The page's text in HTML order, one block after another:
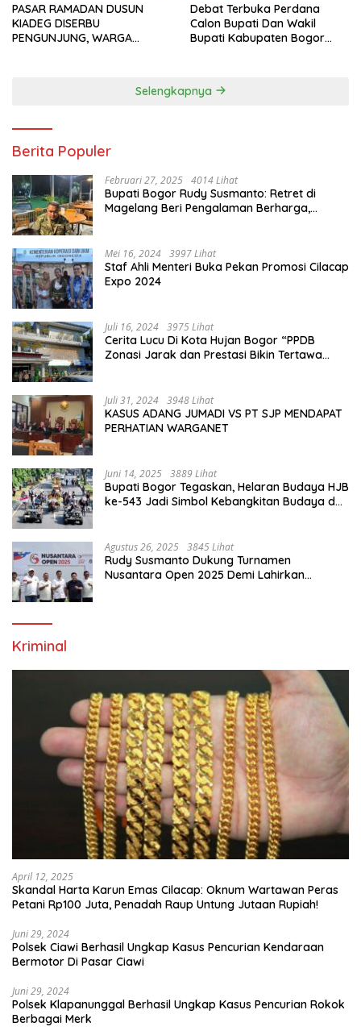
PASAR RAMADAN DUSUN
KIADEG DISERBU
PENGUNJUNG, WARGA
Debat Terbuka Perdana
Calon Bupati Dan Wakil
Bupati Kabupaten Bogor
Selengkapnya
Berita Populer
Februari 27, 2025 4014 Lihat
Bupati Bogor Rudy Susmanto: Retret di
Magelang Beri Pengalaman Berharga,
Mei 16, 2024 3997 Lihat
Staf Ahli Menteri Buka Pekan Promosi Cilacap
Expo 2024
Juli 16, 2024 3975 Lihat
Cerita Lucu Di Kota Hujan Bogor “PPDB
Zonasi Jarak dan Prestasi Bikin Tertawa
Juli 31, 2024 3948 Lihat
KASUS ADANG JUMADI VS PT SJP MENDAPAT
PERHATIAN WARGANET
Juni 14, 2025 3889 Lihat
Bupati Bogor Tegaskan, Helaran Budaya HJB
ke-543 Jadi Simbol Kebangkitan Budaya dan
Agustus 26, 2025 3845 Lihat
Rudy Susmanto Dukung Turnamen
Nusantara Open 2025 Demi Lahirkan
Kriminal
April 12, 2025
Skandal Harta Karun Emas Cilacap: Oknum Wartawan Peras
Petani Rp100 Juta, Penadah Raup Untung Jutaan Rupiah!
Juni 29, 2024
Polsek Ciawi Berhasil Ungkap Kasus Pencurian Kendaraan
Bermotor Di Pasar Ciawi
Juni 29, 2024
Polsek Klapanunggal Berhasil Ungkap Kasus Pencurian Rokok
Berbagai Merk